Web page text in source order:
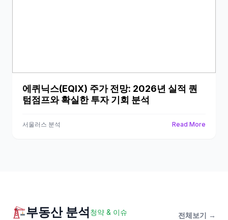
에퀴닉스(EQIX) 주가 전망: 2026년 실적 퀀
텀점프와 확실한 투자 기회 분석
서울러스 분석 Read More
부동산 분석 청약 & 이슈 전체보기 →